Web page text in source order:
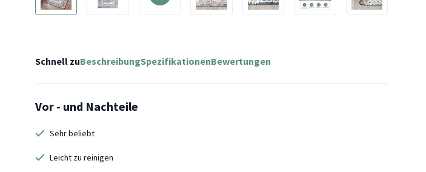
Schnell zuBeschreibungSpezifikationenBewertungen
Vor - und Nachteile
Sehr beliebt
Leicht zu reinigen